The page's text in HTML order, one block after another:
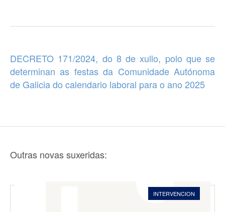
DECRETO 171/2024, do 8 de xullo, polo que se
determinan as festas da Comunidade Autónoma
de Galiciado calendario laboral para o ano 2025
Outras novas suxeridas:
INTERVENCION